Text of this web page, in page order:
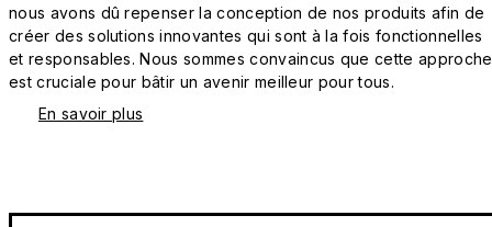
nous avons dû repenser la conception de nos produits afin de
créer des solutions innovantes qui sont à la fois fonctionnelles
et responsables. Nous sommes convaincus que cette approche
est cruciale pour bâtir un avenir meilleur pour tous.
En savoir plus